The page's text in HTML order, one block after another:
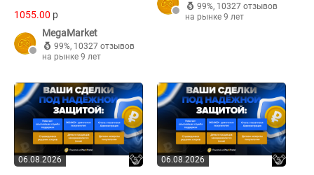
1055.00 p
MegaMarket
99%, 10327 отзывов
на рынке 9 лет
99%, 10327 отзывов
на рынке 9 лет
06.08.2026 06.08.2026